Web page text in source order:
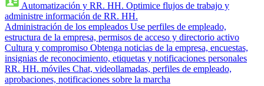
Automatización y RR. HH. Optimice flujos de trabajo y
administre información de RR. HH.
Administración de los empleados Use perfiles de empleado,
estructura de la empresa, permisos de acceso y directorio activo
Cultura y compromiso Obtenga noticias de la empresa, encuestas,
insignias de reconocimiento, etiquetas y notificaciones personales
RR. HH. móviles Chat, videollamadas, perfiles de empleado,
aprobaciones, notificaciones sobre la marcha